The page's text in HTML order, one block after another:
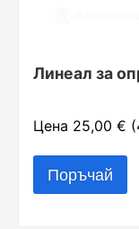
Линеал за
Цена 25,00 €